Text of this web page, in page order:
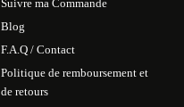
Suivre ma Commande
Blog
F.A.Q / Contact
Politique de remboursement et
de retours